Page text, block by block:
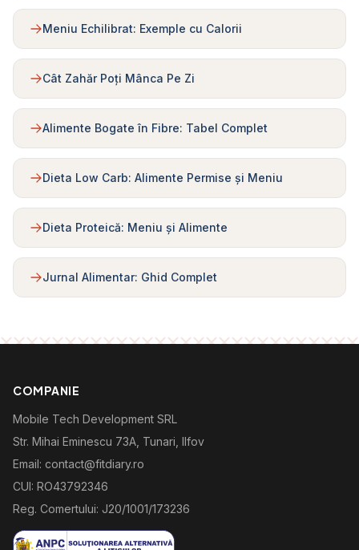
Meniu Echilibrat: Exemple cu Calorii
Cât Zahăr Poți Mânca Pe Zi
Alimente Bogate în Fibre: Tabel Complet
Dieta Low Carb: Alimente Permise și Meniu
Dieta Proteică: Meniu și Alimente
Jurnal Alimentar: Ghid Complet
COMPANIE
Mobile Tech Development SRL
Str. Mihai Eminescu 73A, Tunari, Ilfov
Email: contact@fitdiary.ro
CUI: RO43792346
Reg. Comertului: J20/1001/173236